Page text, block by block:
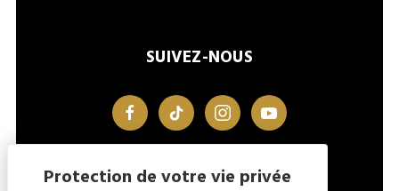
SUIVEZ-NOUS
facebooktiktok instagramyoutube